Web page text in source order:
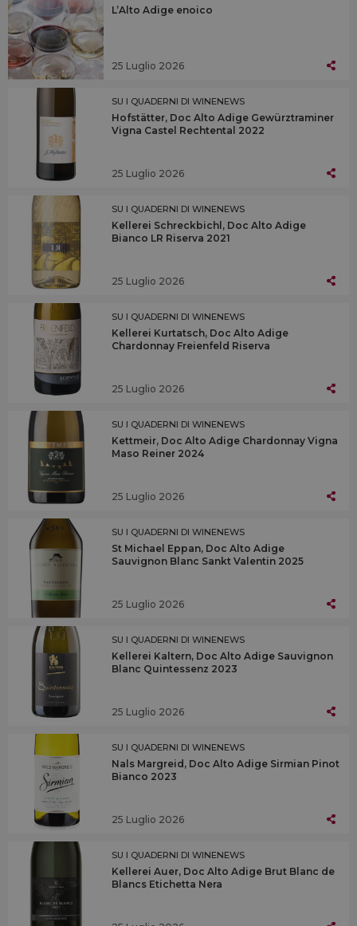
L’Alto Adige enoico
25 Luglio 2026
SU I QUADERNI DI WINENEWS
Hofstätter, Doc Alto Adige Gewürztraminer
Vigna Castel Rechtental 2022
25 Luglio 2026
SU I QUADERNI DI WINENEWS
Kellerei Schreckbichl, Doc Alto Adige
Bianco LR Riserva 2021
25 Luglio 2026
SU I QUADERNI DI WINENEWS
Kellerei Kurtatsch, Doc Alto Adige
Chardonnay Freienfeld Riserva
25 Luglio 2026
SU I QUADERNI DI WINENEWS
Kettmeir, Doc Alto Adige Chardonnay Vigna
Maso Reiner 2024
25 Luglio 2026
SU I QUADERNI DI WINENEWS
St Michael Eppan, Doc Alto Adige
Sauvignon Blanc Sankt Valentin 2025
25 Luglio 2026
SU I QUADERNI DI WINENEWS
Kellerei Kaltern, Doc Alto Adige Sauvignon
Blanc Quintessenz 2023
25 Luglio 2026
SU I QUADERNI DI WINENEWS
Nals Margreid, Doc Alto Adige Sirmian Pinot
Bianco 2023
25 Luglio 2026
SU I QUADERNI DI WINENEWS
Kellerei Auer, Doc Alto Adige Brut Blanc de
Blancs Etichetta Nera